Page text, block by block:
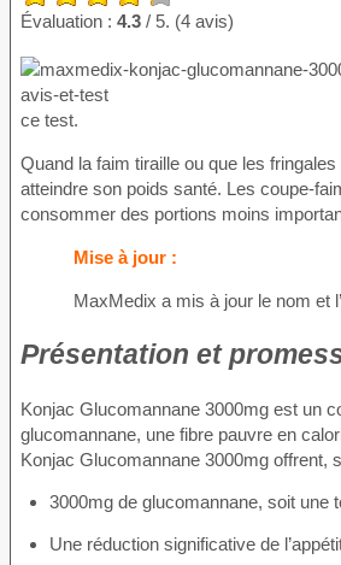
Évaluation : 4.3 / 5. (4 avis)
ce test.
Quand la faim tiraille ou que les
atteindre son poids santé. Les coupe-
consommer des portions moins
Mise à jour :
MaxMedix a mis à jour le nom et
Présentation et
Konjac Glucomannane 3000mg est un
glucomannane, une fibre pauvre en
Konjac Glucomannane 3000mg offrent,
3000mg de glucomannane, soit une
Une réduction significative de